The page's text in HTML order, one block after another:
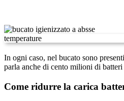
In ogni caso, nel bucato sono
parla anche di cento milioni di
Come ridurre la carica